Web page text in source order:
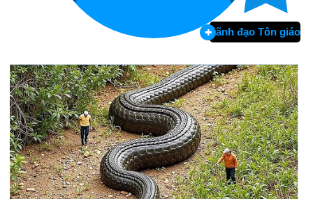
Lãnh đạo Tôn giáo